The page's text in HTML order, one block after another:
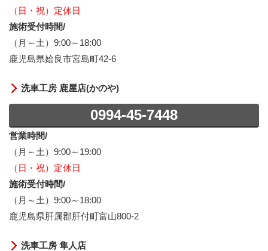
（日・祝）定休日
施術受付時間/
（月～土）9:00～18:00
鹿児島県姶良市宮島町42-6
洗車工房 鹿屋店(かのや)
0994-45-7448
営業時間/
（月～土）9:00～19:00
（日・祝）定休日
施術受付時間/
（月～土）9:00～18:00
鹿児島県肝属郡肝付町富山800-2
洗車工房 隼人店